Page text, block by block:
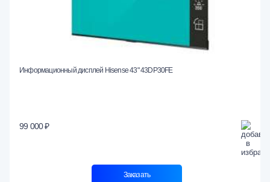
Информационный дисплей Hisense 43" 43DP30FE
99 000 ₽
Заказать